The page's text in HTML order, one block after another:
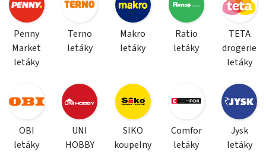
Penny
Market
letáky
Terno
letáky
Makro
letáky
Ratio
letáky
TETA
drogerie
letáky
OBI
letáky
UNI
HOBBY
SIKO
koupelny
Comfor
letáky
Jysk
letáky